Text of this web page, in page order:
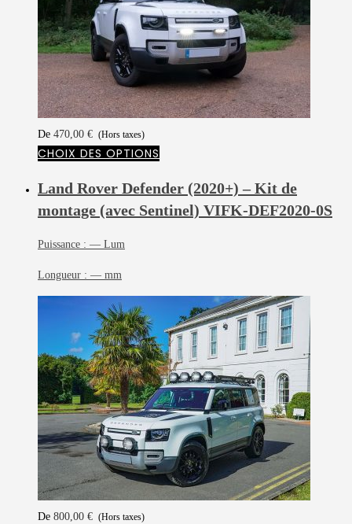
De 470,00 € (Hors taxes)
CHOIX DES OPTIONS
Land Rover Defender (2020+) – Kit de
montage (avec Sentinel) VIFK-DEF2020-0S
Puissance : — Lum
Longueur : — mm
De 800,00 € (Hors taxes)